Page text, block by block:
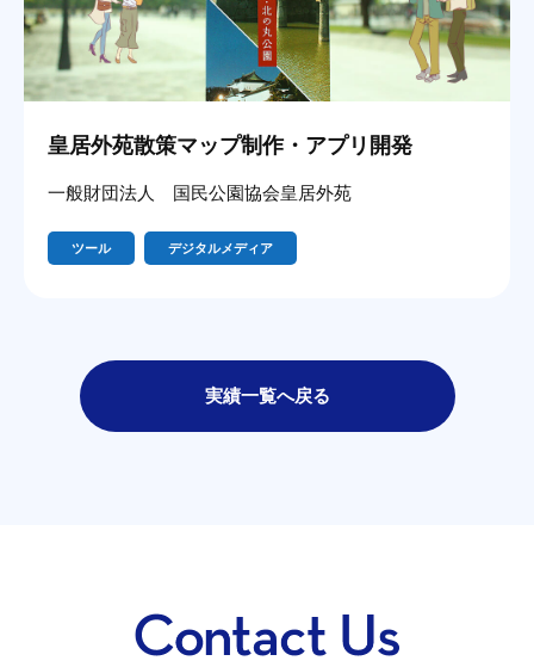
皇居外苑散策マップ制作・アプリ開発
一般財団法人 国民公園協会皇居外苑
ツール デジタルメディア
実績一覧へ戻る